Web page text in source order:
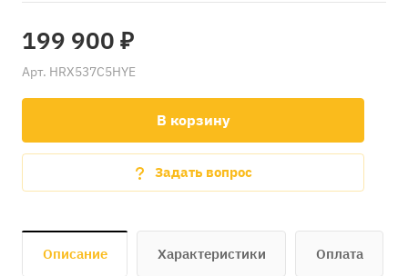
199 900 ₽
Арт. HRX537C5HYE
В корзину
Задать вопрос
Описание Характеристики Оплата